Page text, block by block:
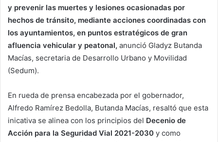
y prevenir las muertes y lesiones ocasionadas por
hechos de tránsito, mediante acciones coordinadas con
los ayuntamientos, en puntos estratégicos de gran
afluencia vehicular y peatonal, anunció Gladyz Butanda
Macías, secretaria de Desarrollo Urbano y Movilidad
(Sedum).
En rueda de prensa encabezada por el gobernador,
Alfredo Ramírez Bedolla, Butanda Macías, resaltó que esta
inicativa se alinea con los principios del Decenio de
Acción para la Seguridad Vial 2021-2030 y como